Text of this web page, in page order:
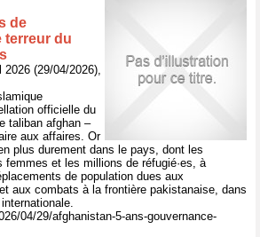
de
terreur du
(29/04/2026),
officielle du
taliban afghan –
aux affaires. Or
plus durement dans le pays, dont les
et les millions de réfugié·es, à
de population dues aux
aux combats à la frontière pakistanaise, dans
04/29/afghanistan-5-ans-gouvernance-